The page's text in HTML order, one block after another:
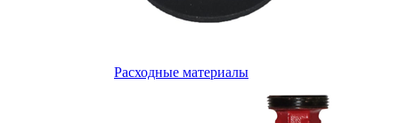
Расходные материалы